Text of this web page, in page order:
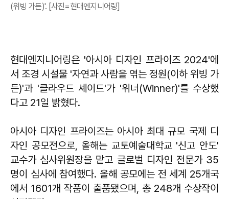
(위빙 가든)'. [사진=현대엔지니어링]
현대엔지니어링은 '아시아 디자인 프라이즈 2024'에
서 조경 시설물 '자연과 사람을 엮는 정원(이하 위빙 가
든)'과 '클라우드 셰이드'가 '위너(Winner)'를 수상했
다고 21일 밝혔다.
아시아 디자인 프라이즈는 아시아 최대 규모 국제 디
자인 공모전으로, 올해는 교토예술대학교 '신고 안도'
교수가 심사위원장을 맡고 글로벌 디자인 전문가 35
명이 심사에 참여했다. 올해 공모에는 전 세계 25개국
에서 1601개 작품이 출품됐으며, 총 248개 수상작이